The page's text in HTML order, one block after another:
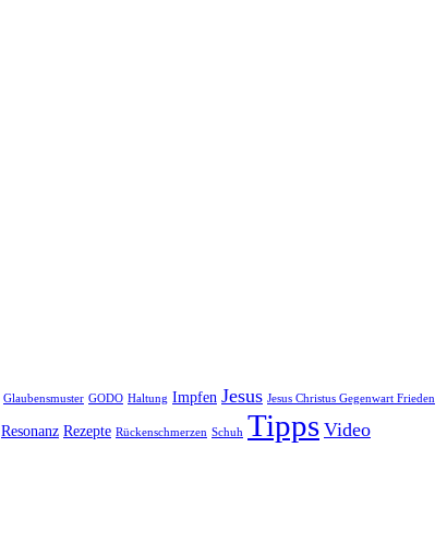
Glaubensmuster GODO Haltung Impfen Jesus Jesus Christus Gegenwart Frieden
Resonanz Rezepte Rückenschmerzen Schuh Tipps Video